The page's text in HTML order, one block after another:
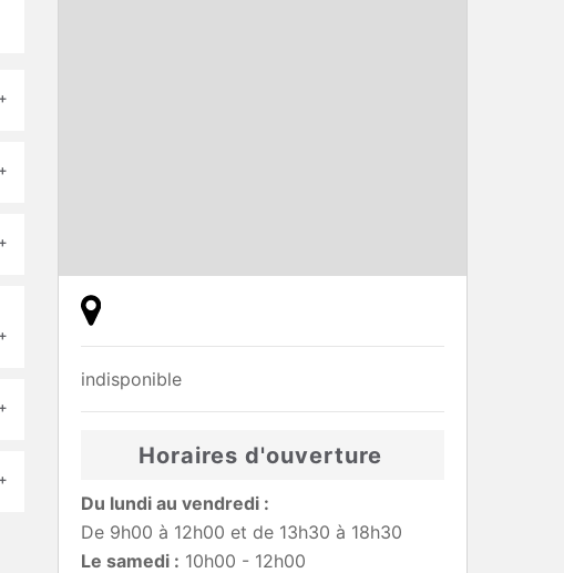
indisponible
Horaires d'ouverture
Du lundi au vendredi :
De 9h00 à 12h00 et de 13h30 à 18h30
Le samedi : 10h00 - 12h00